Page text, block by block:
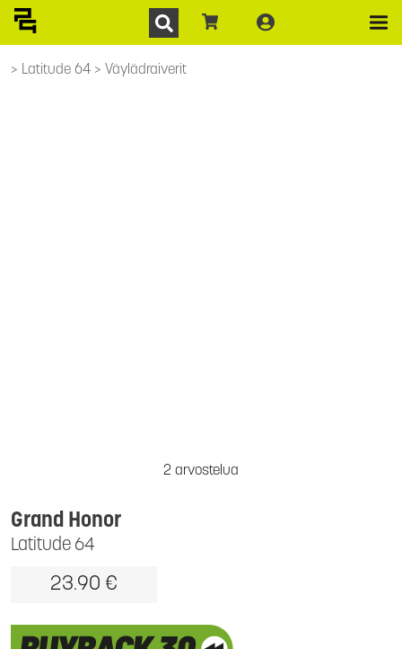
Latitude 64 Väylädraiverit
2 arvostelua
Latitude 64
Grand Honor
23.90 €